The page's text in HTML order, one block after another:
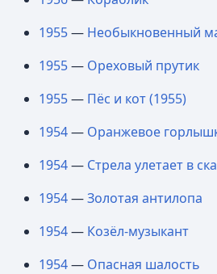
1955— Необыкновенный
1955— Ореховый прутик
1955— Пёс и кот (1955)
1954— Оранжевое
1954— Стрела улетает в
1954—Золотая антилопа
1954— Козёл-музыкант
1954— Опасная шалость